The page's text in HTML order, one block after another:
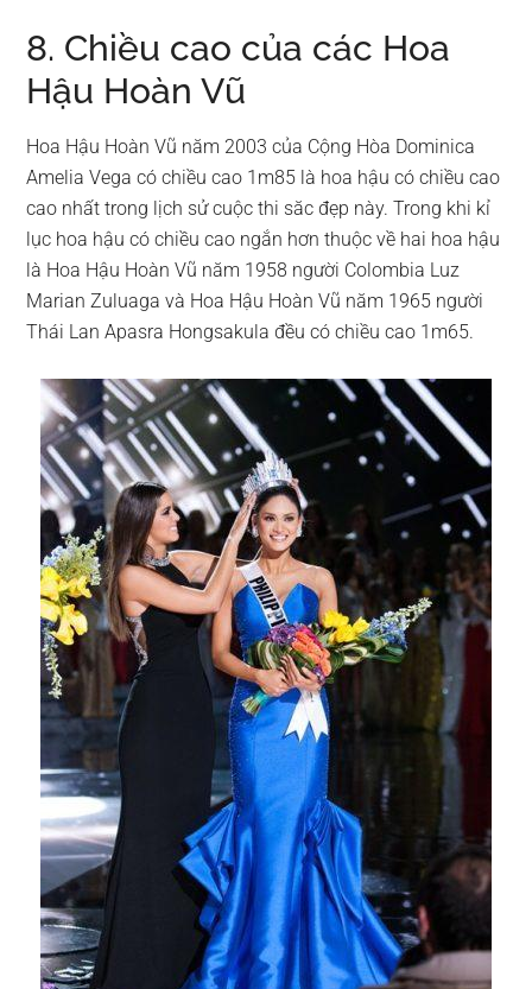
8. Chiều cao của các Hoa
Hậu Hoàn Vũ
Hoa Hậu Hoàn Vũ năm 2003 của Cộng Hòa Dominica
Amelia Vega có chiều cao 1m85 là hoa hậu có chiều cao
cao nhất trong lịch sử cuộc thi săc đẹp này. Trong khi kỉ
lục hoa hậu có chiều cao ngắn hơn thuộc về hai hoa hậu
là Hoa Hậu Hoàn Vũ năm 1958 người Colombia Luz
Marian Zuluaga và Hoa Hậu Hoàn Vũ năm 1965 người
Thái Lan Apasra Hongsakula đều có chiều cao 1m65.